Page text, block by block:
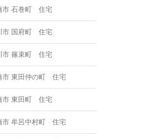
市 石巻町 住宅
市 国府町 住宅
市 篠束町 住宅
市 東田仲の町 住宅
市 東田町 住宅
市 牟呂中村町 住宅